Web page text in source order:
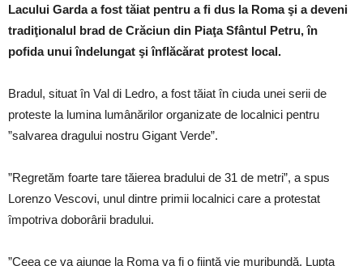
Lacului Garda a fost tăiat pentru a fi dus la Roma şi a deveni
tradiţionalul brad de Crăciun din Piaţa Sfântul Petru, în
pofida unui îndelungat şi înflăcărat protest local.
Bradul, situat în Val di Ledro, a fost tăiat în ciuda unei serii de
proteste la lumina lumânărilor organizate de localnici pentru
”salvarea dragului nostru Gigant Verde”.
”Regretăm foarte tare tăierea bradului de 31 de metri”, a spus
Lorenzo Vescovi, unul dintre primii localnici care a protestat
împotriva doborârii bradului.
”Ceea ce va ajunge la Roma va fi o fiinţă vie muribundă. Lupta